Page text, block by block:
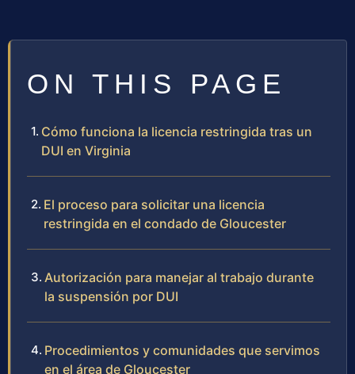
ON THIS PAGE
Cómo funciona la licencia restringida tras un
DUI en Virginia
El proceso para solicitar una licencia
restringida en el condado de Gloucester
Autorización para manejar al trabajo durante
la suspensión por DUI
Procedimientos y comunidades que servimos
en el área de Gloucester